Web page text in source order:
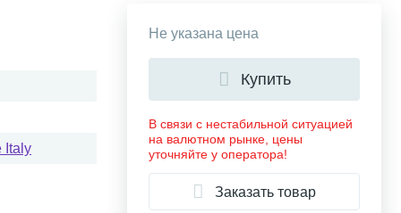
Italy
Не указана цена
Купить
В связи с нестабильной ситуацией
на валютном рынке, цены
уточняйте у оператора!
Заказать товар